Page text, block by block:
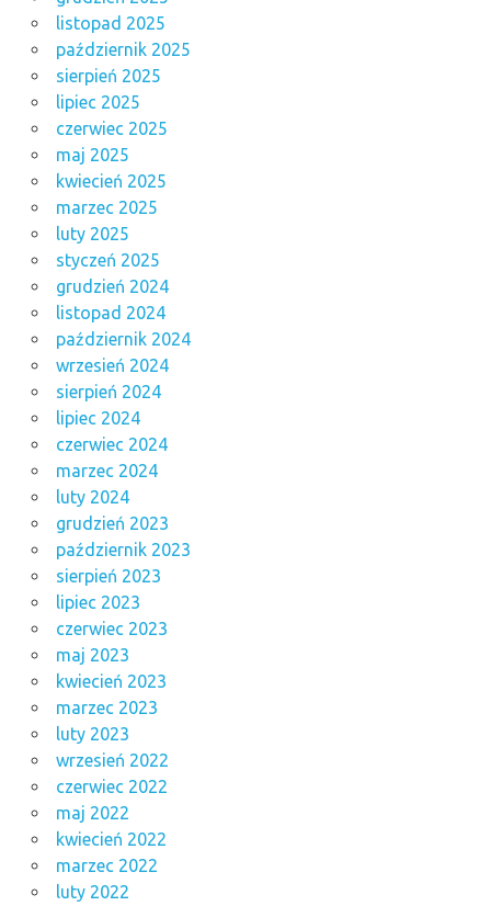
listopad 2025
październik 2025
sierpień 2025
lipiec 2025
czerwiec 2025
maj 2025
kwiecień 2025
marzec 2025
luty 2025
styczeń 2025
grudzień 2024
listopad 2024
październik 2024
wrzesień 2024
sierpień 2024
lipiec 2024
czerwiec 2024
marzec 2024
luty 2024
grudzień 2023
październik 2023
sierpień 2023
lipiec 2023
czerwiec 2023
maj 2023
kwiecień 2023
marzec 2023
luty 2023
wrzesień 2022
czerwiec 2022
maj 2022
kwiecień 2022
marzec 2022
luty 2022